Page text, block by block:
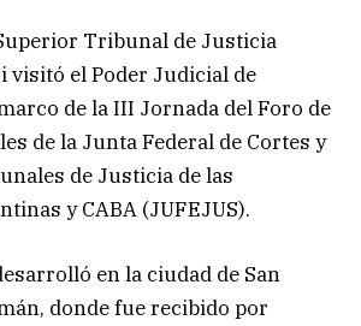
Tribunal de Justicia
visitó el Poder Judicial de
de la III Jornada del Foro de
de la Junta Federal de Cortes y
de Justicia de las
y CABA (JUFEJUS).
en la ciudad de San
donde fue recibido por